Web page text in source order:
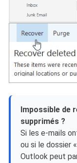
Impossible de
supprimés ?
Si les e-mails
ou si le dossier
Outlook peut